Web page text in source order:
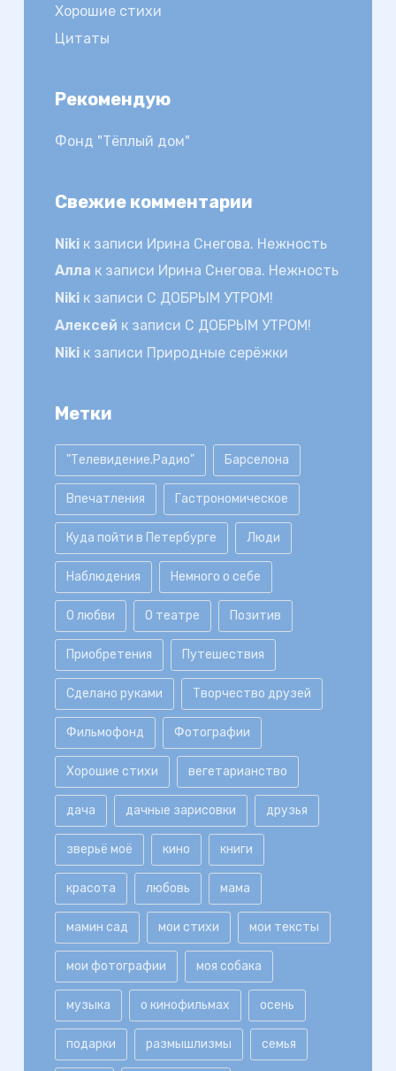
Хорошие стихи
Цитаты
Рекомендую
Фонд "Тёплый дом"
Свежие комментарии
Nikiк записи Ирина Снегова. Нежность
Алла к записи Ирина Снегова. Нежность
Nikiк записи С ДОБРЫМ УТРОМ!
Алексей к записи С ДОБРЫМ УТРОМ!
Nikiк записи Природные серёжки
Метки
"Телевидение.Радио" Барселона
Впечатления Гастрономическое
Куда пойти в Петербурге Люди
Наблюдения Немного о себе
О любви О театре Позитив
Приобретения Путешествия
Сделано руками Творчество друзей
Фильмофонд Фотографии
Хорошие стихи вегетарианство
дача дачные зарисовки друзья
зверьё моё кино книги
красота любовь мама
мамин сад мои стихи мои тексты
мои фотографии моя собака
музыка о кинофильмах осень
подарки размышлизмы семья